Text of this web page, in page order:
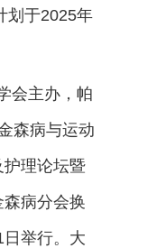
划于2025年
会主办，帕
森病与运动
理论坛暨
病分会换
日举行。大